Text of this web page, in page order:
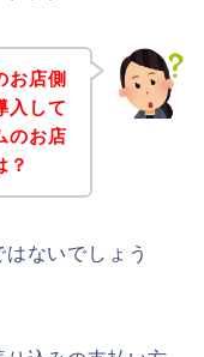
お店側
入して
のお店
？
ないでしょう